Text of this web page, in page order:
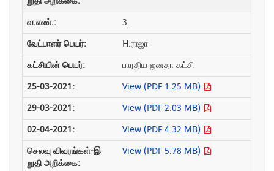
3.
H.ராஜா
பாரதிய ஜனதா கட்சி
View (PDF 1.25 MB)
View (PDF 2.03 MB)
View (PDF 4.32 MB)
View (PDF 5.78 MB)